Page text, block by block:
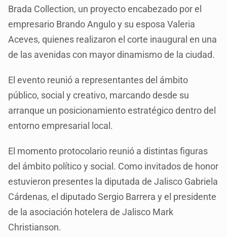
Brada Collection, un proyecto encabezado por el
empresario Brando Angulo y su esposa Valeria
Aceves, quienes realizaron el corte inaugural en una
de las avenidas con mayor dinamismo de la ciudad.
El evento reunió a representantes del ámbito
público, social y creativo, marcando desde su
arranque un posicionamiento estratégico dentro del
entorno empresarial local.
El momento protocolario reunió a distintas figuras
del ámbito político y social. Como invitados de honor
estuvieron presentes la diputada de Jalisco Gabriela
Cárdenas, el diputado Sergio Barrera y el presidente
de la asociación hotelera de Jalisco Mark
Christianson.